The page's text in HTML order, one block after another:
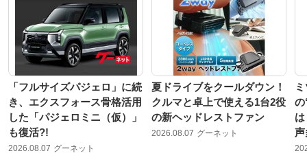
「フルサイズパジェロ」に続
き、エクスフォース骨格活用
した「パジェロミニ（仮）」
も復活?!
2026.08.07 グーネット
夏ドライブをクールダウン！
クルマと卓上で使える1台2役
の新ヘッドレストファン
2026.08.07 グーネット
の
声